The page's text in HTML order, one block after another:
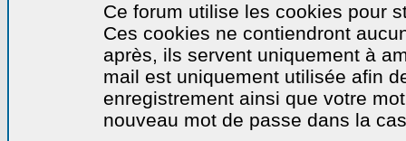
Ce forum utilise les cookies pour
Ces cookies ne contiendront
après, ils servent uniquement à
mail est uniquement utilisée afin
enregistrement ainsi que votre
nouveau mot de passe dans la